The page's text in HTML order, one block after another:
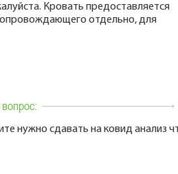
Кровать предоставляется
отдельно, для
нужно сдавать на ковид анализ